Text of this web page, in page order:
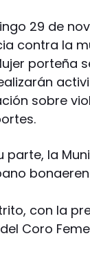
29 de
contra la
porteña
sobre
parte, la
con la
Coro